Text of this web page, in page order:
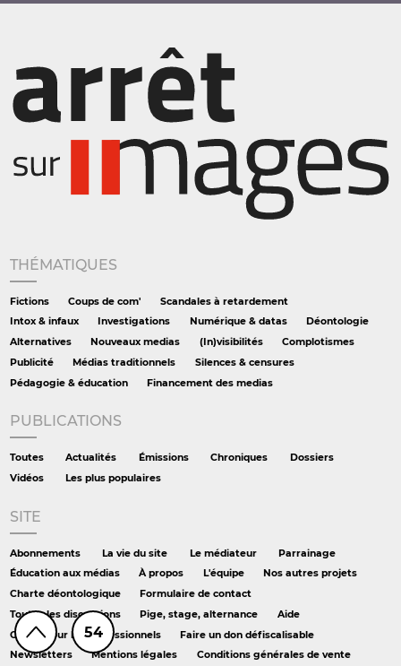
54
THÉMATIQUES
Fictions Coups de com'
Scandales à retardement
Intox & infaux
Investigations Numérique & datas
Déontologie
Alternatives
Nouveaux medias (In)visibilités
Complotismes
Publicité
Médias traditionnels
Silences & censures
Pédagogie & éducation
Financement des medias
PUBLICATIONS
Toutes Actualités Émissions Chroniques
Dossiers
Vidéos
Les plus populaires
SITE
Abonnements La vie du site Le médiateur
Parrainage
Éducation aux médias
À propos L'équipe
Nos autres projets
Charte déontologique
Formulaire de contact
Toutes les discussions
Pige, stage, alternance
Aide
Offres pour les professionnels
Faire un don défiscalisable
Newsletters
Mentions légales Conditions générales de vente